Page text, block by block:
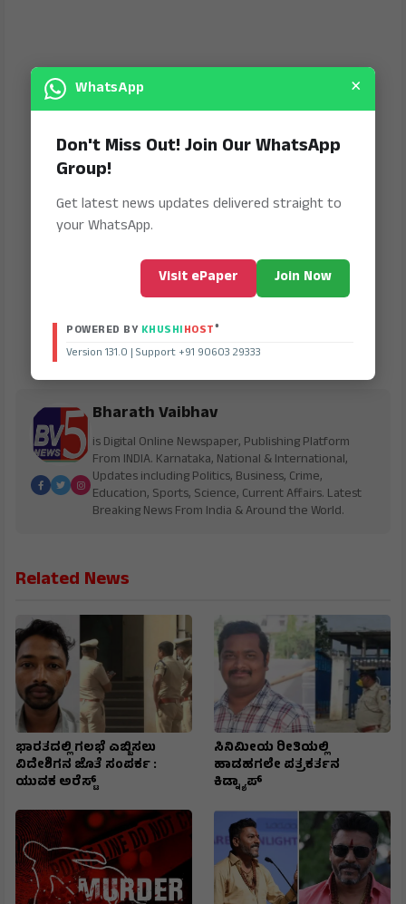
Bharath Vaibhav
is Digital Online Newspaper, Publishing Platform
From INDIA. Karnataka, National & International,
Updates including Politics, Business, Crime,
Education, Sports, Science, Current Affairs. Latest
Breaking News From India & Around the World.
Related News
ಭಾರತದಲ್ಲಿ ಗಲಭೆ ಎಬ್ಬಿಸಲು
ವಿದೇಶಿಗನ ಜೊತೆ ಸಂಪರ್ಕ :
ಯುವಕ ಅರೆಸ್ಟ್
ಸಿನಿಮೀಯ ರೀತಿಯಲ್ಲಿ
ಹಾಡಹಗಲೇ ಪತ್ರಕರ್ತನ
ಕಿಡ್ನ್ಯಾಪ್
WhatsApp ×
Don't Miss Out! Join Our WhatsApp
Group!
Get latest news updates delivered straight to
your WhatsApp.
Visit ePaper Join Now
POWERED BY KHUSHIHOST®
Version 131.0 | Support +91 90603 29333